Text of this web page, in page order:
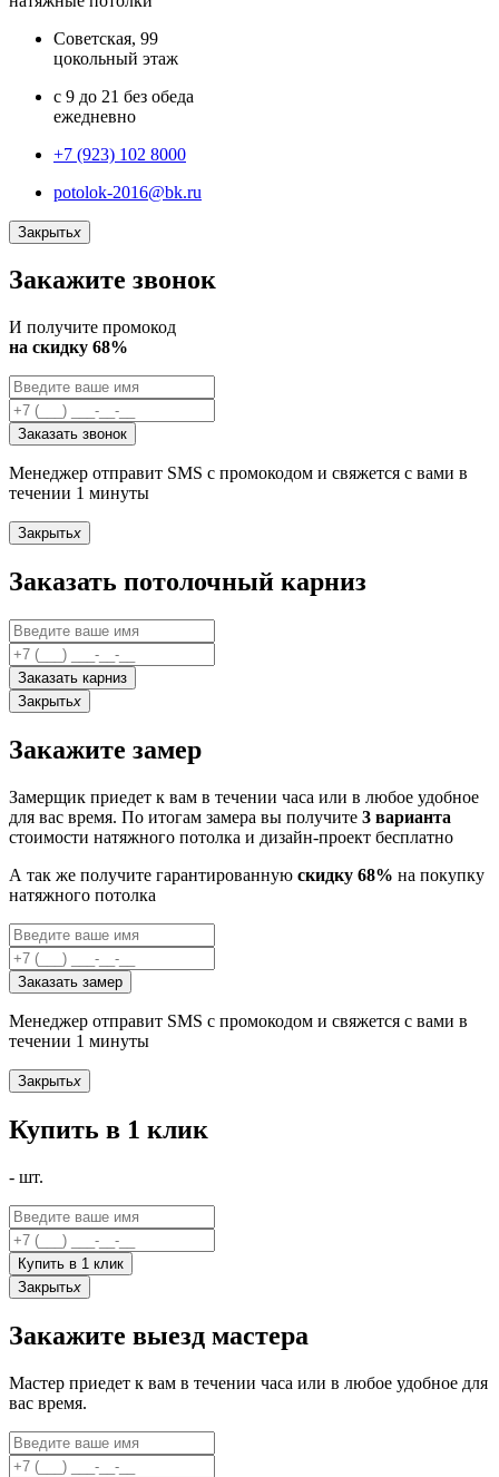
Советская, 99
цокольный этаж
с 9 до 21 без обеда
ежедневно
+7 (923) 102 8000
potolok-2016@bk.ru
Закрытьx
Закажите звонок
И получите промокод
на скидку 68%
Заказать звонок
Менеджер отправит SMS с промокодом и свяжется с вами в
течении 1 минуты
Закрытьx
Заказать потолочный карниз
Заказать карниз
Закрытьx
Закажите замер
Замерщик приедет к вам в течении часа или в любое удобное
для вас время. По итогам замера вы получите 3 варианта
стоимости натяжного потолка и дизайн-проект бесплатно
А так же получите гарантированную скидку 68% на покупку
натяжного потолка
Заказать замер
Менеджер отправит SMS с промокодом и свяжется с вами в
течении 1 минуты
Закрытьx
Купить в 1 клик
- шт.
Купить в 1 клик
Закрытьx
Закажите выезд мастера
Мастер приедет к вам в течении часа или в любое удобное для
вас время.